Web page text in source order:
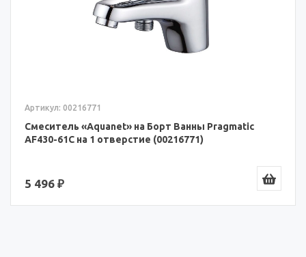
Артикул: 00216771
Смеситель «Aquanet» на Борт Ванны Pragmatic
AF430-61С на 1 отверстие (00216771)
5 496 ₽